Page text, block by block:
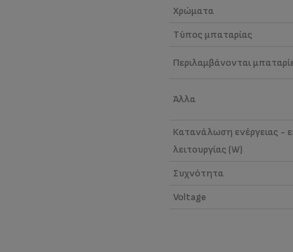
Χρώματα
Τύπος μπαταρίας
Περιλαμβάνονται
Άλλα
Κατανάλωση ενέργειας -
λειτουργίας (W)
Συχνότητα
Voltage